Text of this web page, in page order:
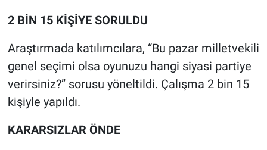
2 BİN 15 KİŞİYE SORULDU
Araştırmada katılımcılara, “Bu pazar milletvekili
genel seçimi olsa oyunuzu hangi siyasi partiye
verirsiniz?” sorusu yöneltildi. Çalışma 2 bin 15
kişiyle yapıldı.
KARARSIZLAR ÖNDE